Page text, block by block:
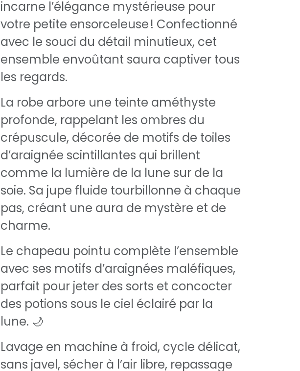
incarne l’élégance mystérieuse pour
votre petite ensorceleuse ! Confectionné
avec le souci du détail minutieux, cet
ensemble envoûtant saura captiver tous
les regards.
La robe arbore une teinte améthyste
profonde, rappelant les ombres du
crépuscule, décorée de motifs de toiles
d’araignée scintillantes qui brillent
comme la lumière de la lune sur de la
soie. Sa jupe fluide tourbillonne à chaque
pas, créant une aura de mystère et de
charme.
Le chapeau pointu complète l’ensemble
avec ses motifs d’araignées maléfiques,
parfait pour jeter des sorts et concocter
des potions sous le ciel éclairé par la
lune. 🌙
Lavage en machine à froid, cycle délicat,
sans javel, sécher à l’air libre, repassage